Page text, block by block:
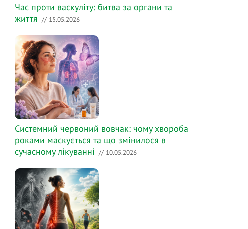
Час проти васкуліту: битва за органи та
життя // 15.05.2026
Системний червоний вовчак: чому хвороба
роками маскується та що змінилося в
сучасному лікуванні // 10.05.2026